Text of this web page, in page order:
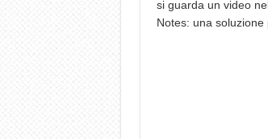
si guarda un video
Notes: una